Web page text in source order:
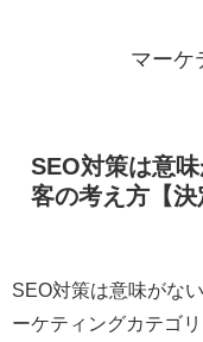
マーケ
SEO対策は意
客の考え方【決
SEO対策は意味がな
ーケティングカテゴ